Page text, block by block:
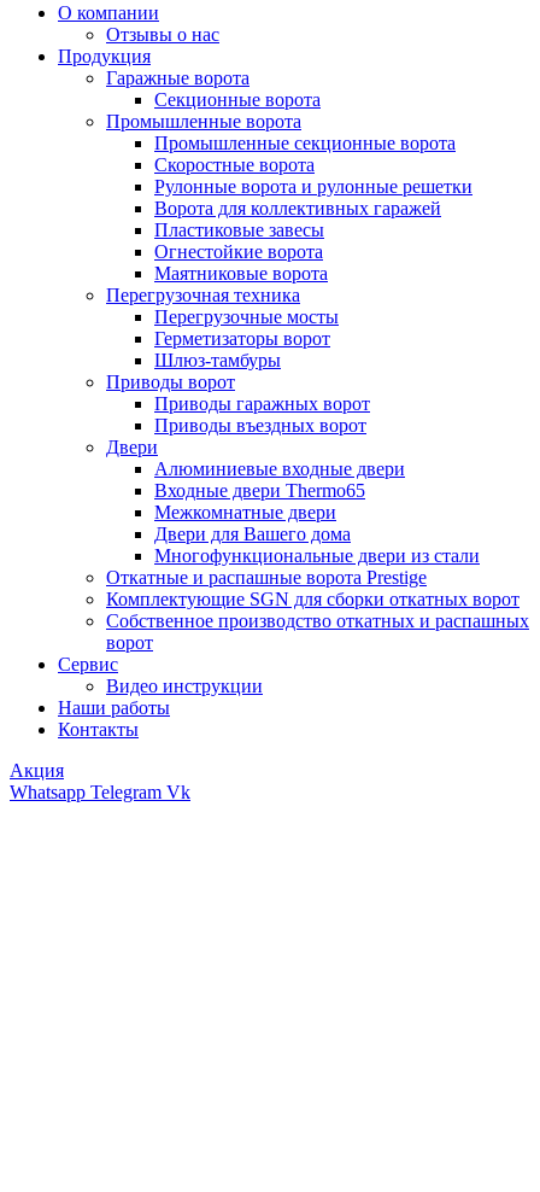
О компании
Отзывы о нас
Продукция
Гаражные ворота
Секционные ворота
Промышленные ворота
Промышленные секционные ворота
Скоростные ворота
Рулонные ворота и рулонные решетки
Ворота для коллективных гаражей
Пластиковые завесы
Огнестойкие ворота
Маятниковые ворота
Перегрузочная техника
Перегрузочные мосты
Герметизаторы ворот
Шлюз-тамбуры
Приводы ворот
Приводы гаражных ворот
Приводы въездных ворот
Двери
Алюминиевые входные двери
Входные двери Thermo65
Межкомнатные двери
Двери для Вашего дома
Многофункциональные двери из стали
Откатные и распашные ворота Prestige
Комплектующие SGN для сборки откатных ворот
Собственное производство откатных и распашных
ворот
Сервис
Видео инструкции
Наши работы
Контакты
Акция
Whatsapp Telegram Vk